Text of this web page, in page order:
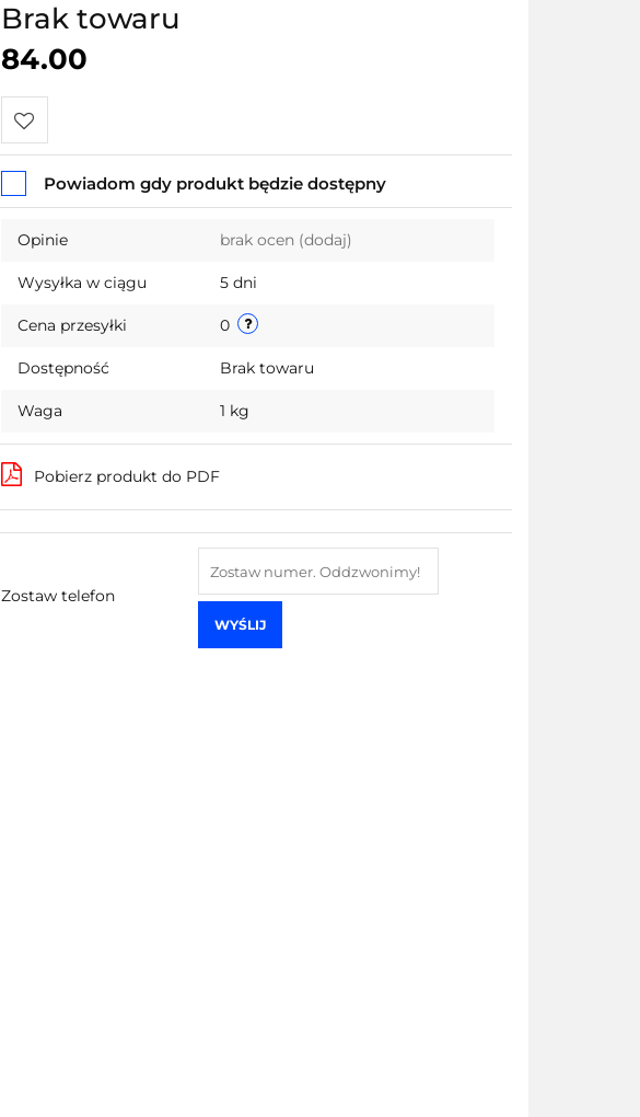
Brak towaru
84.00
Do
przechowalni
Powiadom gdy produkt będzie dostępny
Opinie brak ocen (dodaj)
Wysyłka w ciągu 5 dni
Cena przesyłki 0
Dostępność Brak towaru
Waga 1 kg
Pobierz produkt do PDF
Zostaw telefon
WYŚLIJ